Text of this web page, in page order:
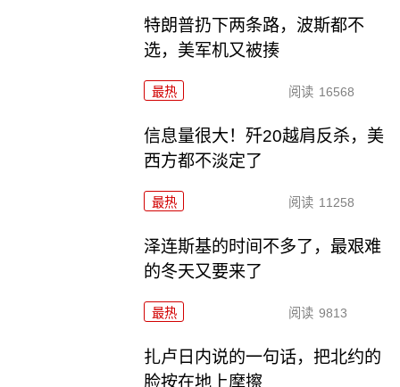
特朗普扔下两条路，波斯都不
选，美军机又被揍
最热 阅读 16568
信息量很大！歼20越肩反杀，美
西方都不淡定了
最热 阅读 11258
泽连斯基的时间不多了，最艰难
的冬天又要来了
最热 阅读 9813
扎卢日内说的一句话，把北约的
脸按在地上摩擦